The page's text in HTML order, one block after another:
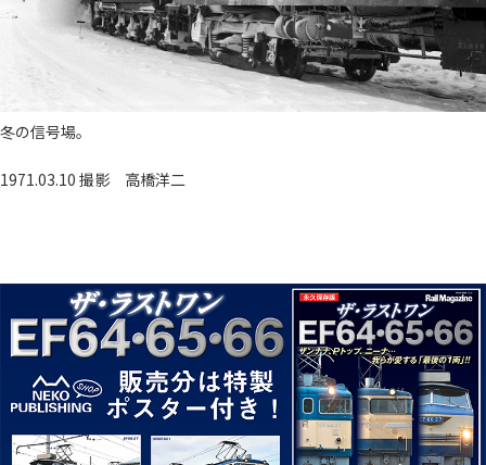
冬の信号場。
1971.03.10 撮影 高橋洋二